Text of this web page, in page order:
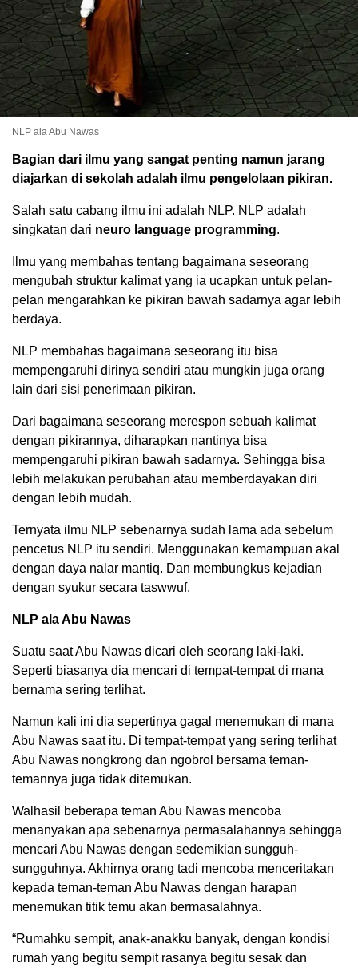
NLP ala Abu Nawas
Bagian dari ilmu yang sangat penting namun jarang
diajarkan di sekolah adalah ilmu pengelolaan pikiran.
Salah satu cabang ilmu ini adalah NLP. NLP adalah
singkatan dari neuro language programming.
Ilmu yang membahas tentang bagaimana seseorang
mengubah struktur kalimat yang ia ucapkan untuk pelan-
pelan mengarahkan ke pikiran bawah sadarnya agar lebih
berdaya.
NLP membahas bagaimana seseorang itu bisa
mempengaruhi dirinya sendiri atau mungkin juga orang
lain dari sisi penerimaan pikiran.
Dari bagaimana seseorang merespon sebuah kalimat
dengan pikirannya, diharapkan nantinya bisa
mempengaruhi pikiran bawah sadarnya. Sehingga bisa
lebih melakukan perubahan atau memberdayakan diri
dengan lebih mudah.
Ternyata ilmu NLP sebenarnya sudah lama ada sebelum
pencetus NLP itu sendiri. Menggunakan kemampuan akal
dengan daya nalar mantiq. Dan membungkus kejadian
dengan syukur secara taswwuf.
NLP ala Abu Nawas
Suatu saat Abu Nawas dicari oleh seorang laki-laki.
Seperti biasanya dia mencari di tempat-tempat di mana
bernama sering terlihat.
Namun kali ini dia sepertinya gagal menemukan di mana
Abu Nawas saat itu. Di tempat-tempat yang sering terlihat
Abu Nawas nongkrong dan ngobrol bersama teman-
temannya juga tidak ditemukan.
Walhasil beberapa teman Abu Nawas mencoba
menanyakan apa sebenarnya permasalahannya sehingga
mencari Abu Nawas dengan sedemikian sungguh-
sungguhnya. Akhirnya orang tadi mencoba menceritakan
kepada teman-teman Abu Nawas dengan harapan
menemukan titik temu akan bermasalahnya.
“Rumahku sempit, anak-anakku banyak, dengan kondisi
rumah yang begitu sempit rasanya begitu sesak dan